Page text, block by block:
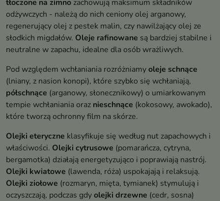
tłoczone na zimno zachowują maksimum składników
odżywczych - należą do nich ceniony olej arganowy,
regenerujący olej z pestek malin, czy nawilżający olej ze
słodkich migdałów. Oleje rafinowane są bardziej stabilne i
neutralne w zapachu, idealne dla osób wrażliwych.
Pod względem wchłaniania rozróżniamyoleje schnące
(lniany, z nasion konopi), które szybko się wchłaniają,
półschnące (arganowy, słonecznikowy) o umiarkowanym
tempie wchłaniania oraz nieschnące (kokosowy, awokado),
które tworzą ochronny film na skórze.
Olejki eteryczne klasyfikuje się według nut zapachowych i
właściwości. Olejki cytrusowe (pomarańcza, cytryna,
bergamotka) działają energetyzująco i poprawiają nastrój.
Olejki kwiatowe (lawenda, róża) uspokajają i relaksują.
Olejki ziołowe (rozmaryn, mięta, tymianek) stymulują i
oczyszczają, podczas gdyolejki drzewne (cedr, sosna)